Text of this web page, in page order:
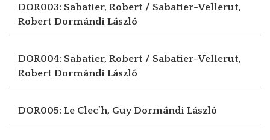
DOR003: Sabatier, Robert / Sabatier-Vellerut,
Robert Dormándi László
DOR004: Sabatier, Robert / Sabatier-Vellerut,
Robert Dormándi László
DOR005: Le Clec’h, GuyDormándi László